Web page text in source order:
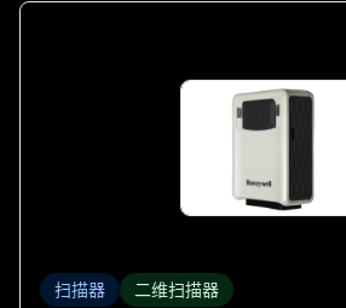
扫描器 二维扫描器